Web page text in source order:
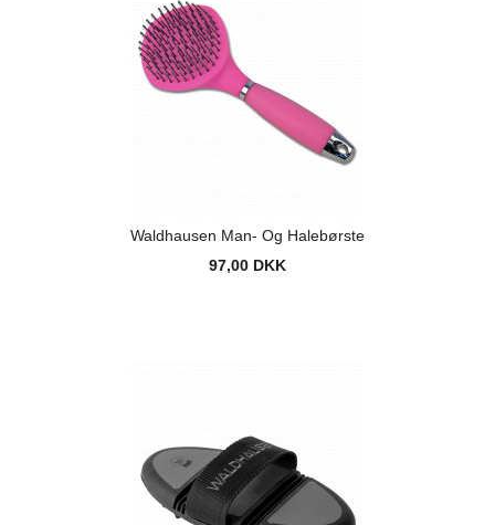
Waldhausen Man- Og Halebørste
97,00 DKK